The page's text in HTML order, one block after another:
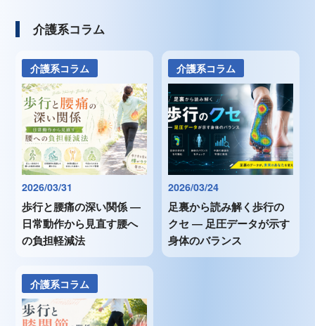
介護系コラム
介護系コラム
2026/03/31
歩行と腰痛の深い関係 ―
日常動作から見直す腰へ
の負担軽減法
介護系コラム
2026/03/24
足裏から読み解く歩行の
クセ ― 足圧データが示す
身体のバランス
介護系コラム